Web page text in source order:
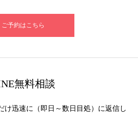
ご予約はこちら
無料相談
け迅速に（即日～数日目処）に返信し